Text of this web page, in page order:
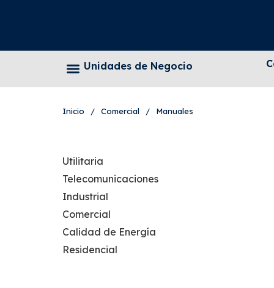
Unidades de Negocio
Inicio / Comercial / Manuales
Utilitaria
Telecomunicaciones
Industrial
Comercial
Calidad de Energía
Residencial